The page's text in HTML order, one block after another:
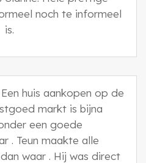
noch te informeel
is.
huis aankopen op de
markt is bijna
een goede
. Teun maakte alle
waar . Hij was direct